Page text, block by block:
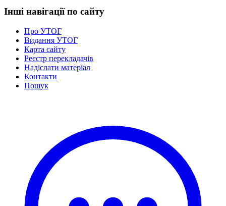
Документи ВФГ
Інші навігації по сайту
Про УТОГ
Видання УТОГ
Карта сайту
Реєстр перекладачів
Надіслати матеріал
Контакти
Пошук